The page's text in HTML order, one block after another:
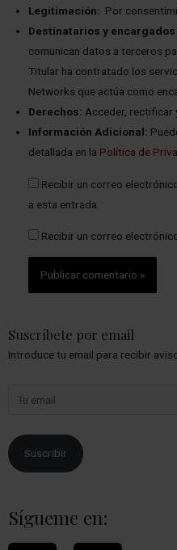
Legitimación: Por
Destinatarios y
comunican datos a terceros
Titular ha contratado los
Networks que actúa como
Derechos: Acceder, rectificar
Información Adicional:
detallada en la Política de
Recibir un correo
a esta entrada.
Recibir un correo
Suscríbete por email
Introduce tu email para recibir
Suscribir
Sígueme en: